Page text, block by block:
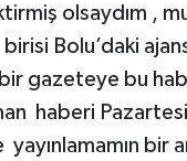
olsaydım ,
Bolu’daki
gazeteye bu
haberi
bir